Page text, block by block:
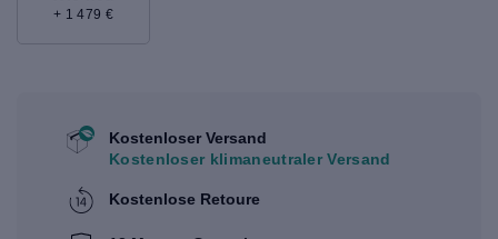
+ 1 479 €
Kostenloser Versand
Kostenloser klimaneutraler Versand
Kostenlose Retoure